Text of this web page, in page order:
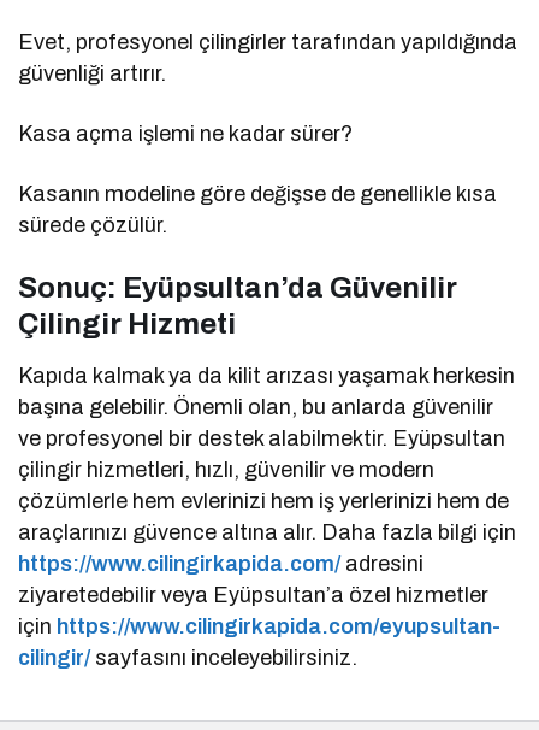
Evet, profesyonel çilingirler tarafından yapıldığında
güvenliği artırır.
Kasa açma işlemi ne kadar sürer?
Kasanın modeline göre değişse de genellikle kısa
sürede çözülür.
Sonuç: Eyüpsultan’da Güvenilir
Çilingir Hizmeti
Kapıda kalmak ya da kilit arızası yaşamak herkesin
başına gelebilir. Önemli olan, bu anlarda güvenilir
ve profesyonel bir destek alabilmektir. Eyüpsultan
çilingir hizmetleri, hızlı, güvenilir ve modern
çözümlerle hem evlerinizi hem iş yerlerinizi hem de
araçlarınızı güvence altına alır. Daha fazla bilgi için
https://www.cilingirkapida.com/adresini
ziyaretedebilir veya Eyüpsultan’a özel hizmetler
için https://www.cilingirkapida.com/eyupsultan-
cilingir/sayfasını inceleyebilirsiniz.